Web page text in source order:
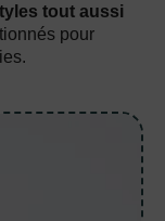
tout aussi
pour